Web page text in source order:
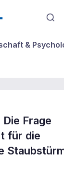
&
Frage
für die